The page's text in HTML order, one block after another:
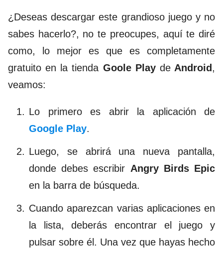
¿Deseas descargar este grandioso juego y no
sabes hacerlo?, no te preocupes, aquí te diré
como, lo mejor es que es completamente
gratuito en la tienda Goole PlaydeAndroid ,
veamos:
Lo primero es abrir la aplicación de
Google Play.
Luego, se abrirá una nueva pantalla,
donde debes escribir Angry Birds Epic
en la barra de búsqueda.
Cuando aparezcan varias aplicaciones en
la lista, deberás encontrar el juego y
pulsar sobre él. Una vez que hayas hecho